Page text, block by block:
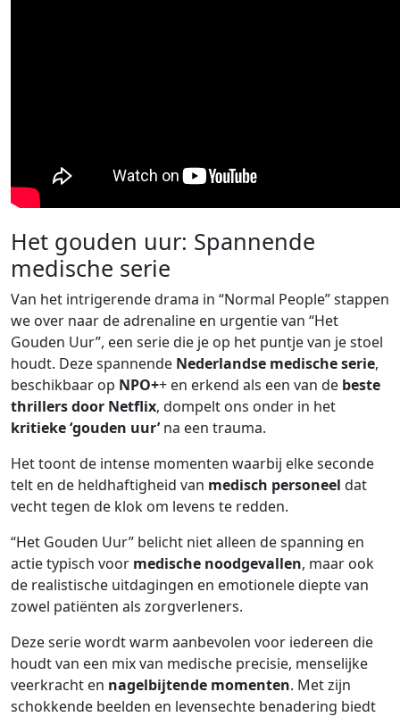
Het gouden uur: Spannende
medische serie
Van het intrigerende drama in “Normal People” stappen
we over naar de adrenaline en urgentie van “Het
Gouden Uur”, een serie die je op het puntje van je stoel
houdt. Deze spannende Nederlandse medische serie,
beschikbaar op NPO++ en erkend als een van de beste
thrillers door Netflix, dompelt ons onder in het
kritieke ‘gouden uur’na een trauma.
Het toont de intense momenten waarbij elke seconde
telt en de heldhaftigheid van medisch personeel dat
vecht tegen de klok om levens te redden.
“Het Gouden Uur” belicht niet alleen de spanning en
actie typisch voor medische noodgevallen, maar ook
de realistische uitdagingen en emotionele diepte van
zowel patiënten als zorgverleners.
Deze serie wordt warm aanbevolen voor iedereen die
houdt van een mix van medische precisie, menselijke
veerkracht en nagelbijtende momenten. Met zijn
schokkende beelden en levensechte benadering biedt